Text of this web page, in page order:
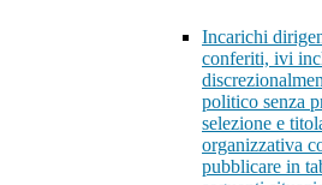
Incarichi
conferiti, ivi
politico senza
selezione e
organizzativa
pubblicare in